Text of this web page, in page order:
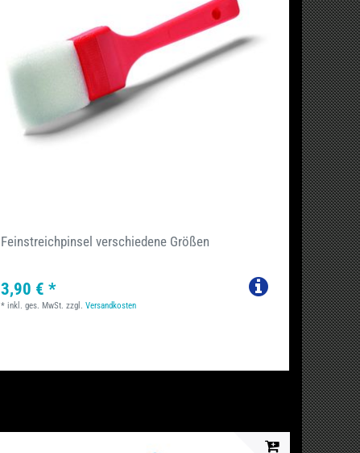
Feinstreichpinsel verschiedene Größen
3,90 € *
*inkl. ges. MwSt. zzgl.Versandkosten